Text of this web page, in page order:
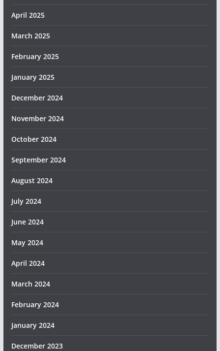
April 2025
March 2025
February 2025
January 2025
December 2024
November 2024
October 2024
September 2024
August 2024
July 2024
June 2024
May 2024
April 2024
March 2024
February 2024
January 2024
December 2023